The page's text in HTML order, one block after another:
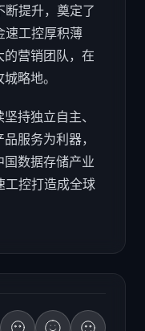
提升，奠定了
速工控厚积薄
营销团队，在
略地。
持独立自主、
服务为利器，
数据存储产业
工控打造成全球